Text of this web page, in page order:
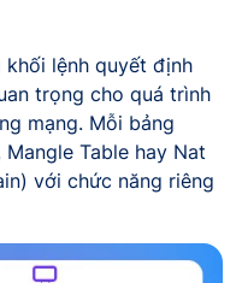
khối lệnh quyết định
trọng cho quá trình
mạng. Mỗi bảng
Table hay Nat
với chức năng riêng